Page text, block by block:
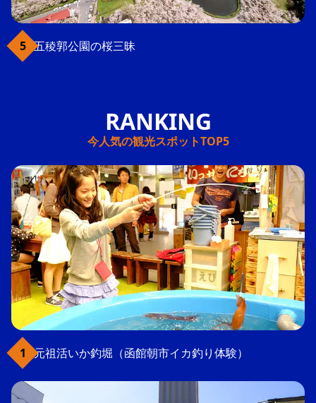
五稜郭公園の桜三昧
今人気の観光スポットTOP5
元祖活いか釣堀（函館朝市イカ釣り体験）